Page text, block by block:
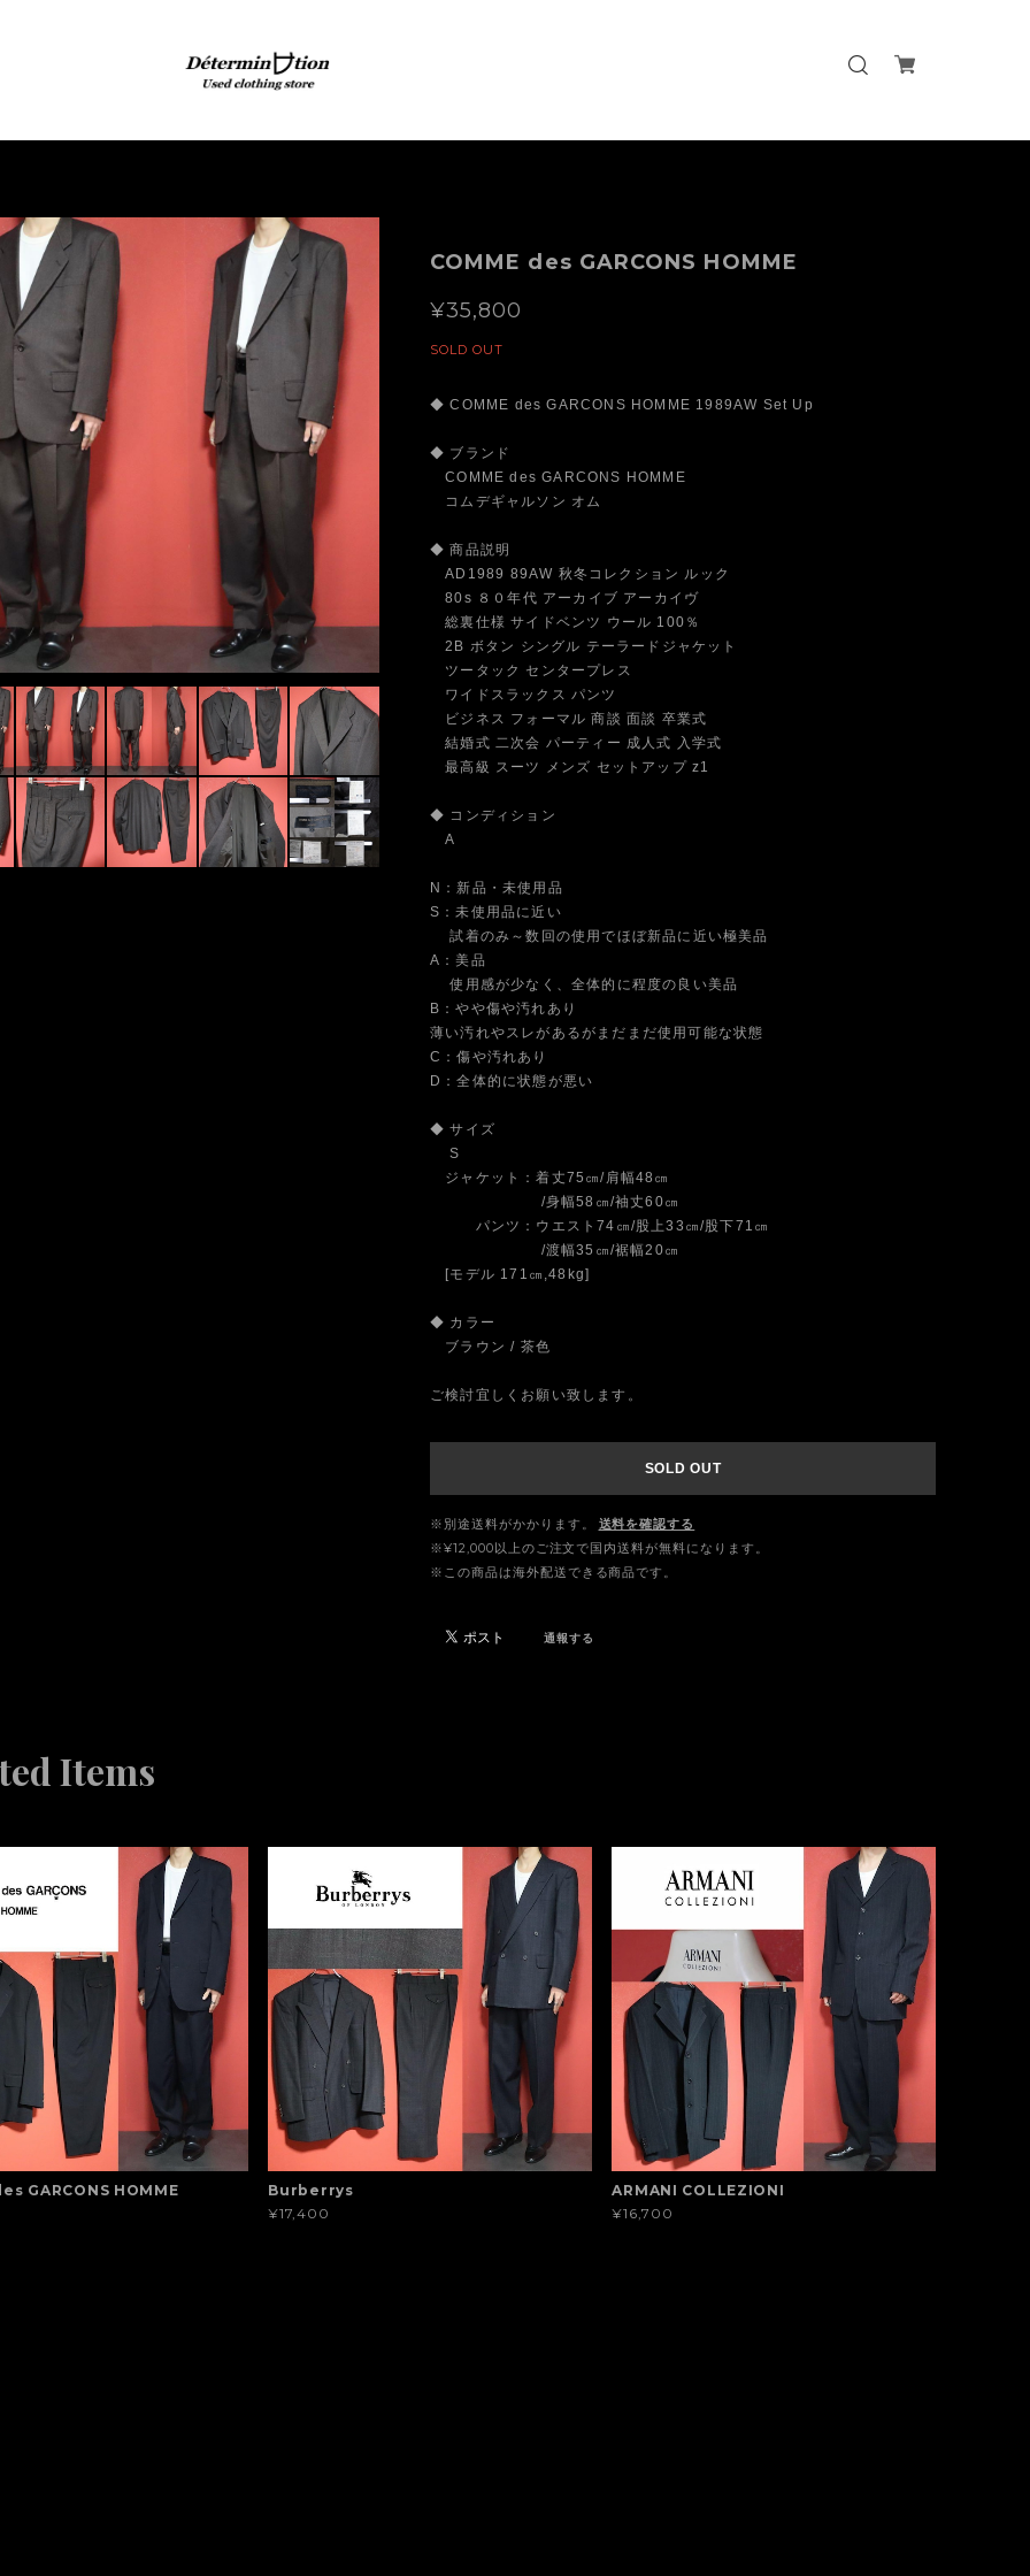
COMME des GARCONS HOMME
¥35,800
SOLD OUT
◆ COMME des GARCONS HOMME 1989AW Set Up
◆ ブランド
COMME des GARCONS HOMME
コムデギャルソン オム
◆ 商品説明
AD1989 89AW 秋冬コレクション ルック
80s ８０年代 アーカイブ アーカイヴ
総裏仕様 サイドベンツ ウール 100％
2B ボタン シングル テーラードジャケット
ツータック センタープレス
ワイドスラックス パンツ
ビジネス フォーマル 商談 面談 卒業式
結婚式 二次会 パーティー 成人式 入学式
最高級 スーツ メンズ セットアップ z1
◆ コンディション
A
N：新品・未使用品
S：未使用品に近い
試着のみ～数回の使用でほぼ新品に近い極美品
A：美品
使用感が少なく、全体的に程度の良い美品
B：やや傷や汚れあり
薄い汚れやスレがあるがまだまだ使用可能な状態
C：傷や汚れあり
D：全体的に状態が悪い
◆ サイズ
S
ジャケット：着丈75㎝/肩幅48㎝
/身幅58㎝/袖丈60㎝
パンツ：ウエスト74㎝/股上33㎝/股下71㎝
/渡幅35㎝/裾幅20㎝
[モデル 171㎝,48kg]
◆ カラー
ブラウン / 茶色
ご検討宜しくお願い致します。
SOLD OUT
※別途送料がかかります。
送料を確認する
※¥12,000以上のご注文で国内送料が無料になります。
※この商品は海外配送できる商品です。
通報する
Items
GARCONS HOMME
Burberrys
¥17,400
ARMANI COLLEZIONI
¥16,700